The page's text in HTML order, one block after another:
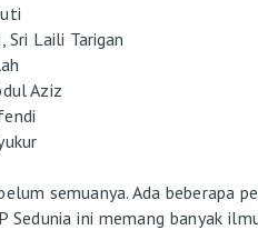
Laili Tarigan
Aziz
semuanya. Ada beberapa
Sedunia ini memang banyak